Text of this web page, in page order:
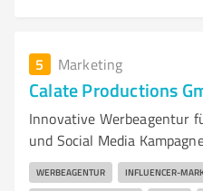
5 Marketing
Calate Productions
Innovative Werbeagentur
und Social Media
WERBEAGENTUR INFLUENCER-